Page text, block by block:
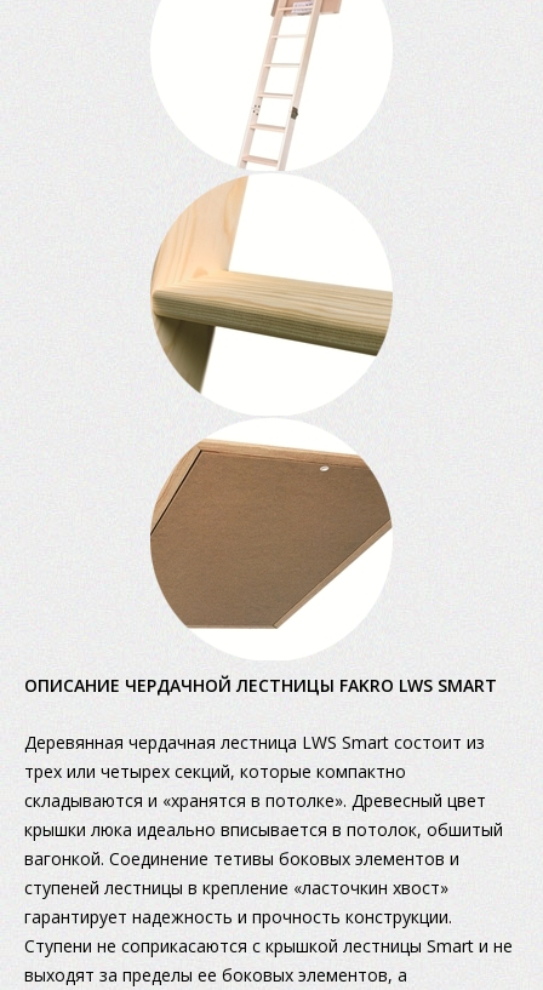
ОПИСАНИЕ ЧЕРДАЧНОЙ ЛЕСТНИЦЫ FAKRO LWS SMART
Деревянная чердачная лестница LWS Smart состоит из
трех или четырех секций, которые компактно
складываются и «хранятся в потолке». Древесный цвет
крышки люка идеально вписывается в потолок, обшитый
вагонкой. Соединение тетивы боковых элементов и
ступеней лестницы в крепление «ласточкин хвост»
гарантирует надежность и прочность конструкции.
Ступени не соприкасаются с крышкой лестницы Smart и не
выходят за пределы ее боковых элементов, а